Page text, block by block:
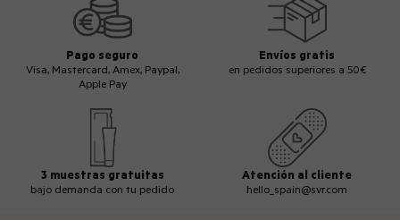
Pago seguro
Visa, Mastercard, Amex, Paypal,
Apple Pay
Envíos gratis
en pedidos superiores a 50€
3 muestras gratuitas
bajo demanda con tu pedido
Atención al cliente
hello_spain@svr.com